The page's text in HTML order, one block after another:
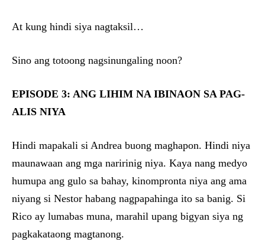
At kung hindi siya nagtaksil…
Sino ang totoong nagsinungaling noon?
EPISODE 3: ANG LIHIM NA IBINAON SA PAG-
ALIS NIYA
Hindi mapakali si Andrea buong maghapon. Hindi niya
maunawaan ang mga naririnig niya. Kaya nang medyo
humupa ang gulo sa bahay, kinompronta niya ang ama
niyang si Nestor habang nagpapahinga ito sa banig. Si
Rico ay lumabas muna, marahil upang bigyan siya ng
pagkakataong magtanong.